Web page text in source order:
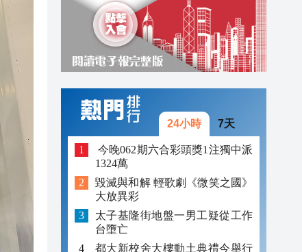
17:47
24小時 7天
​ 今晚062期六合彩頭獎1注獨中派
1324萬
毀滅與和解 輕歌劇《微笑之國》
大放異彩
太子基隆街地盤一男工疑從工作
台墮亡
都大新校舍大樓動土典禮今舉行